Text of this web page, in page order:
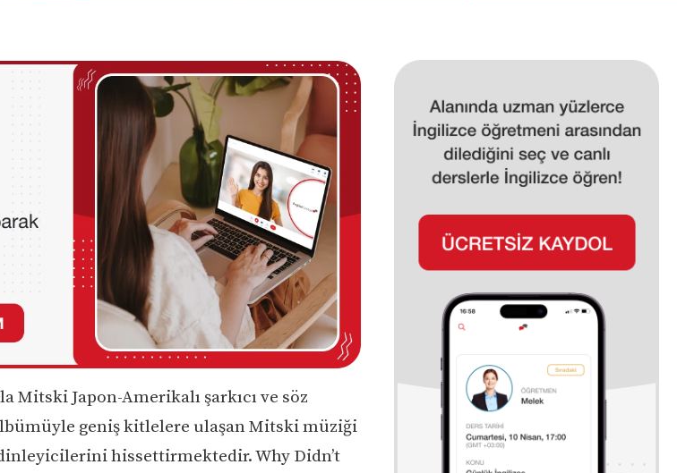
Mitski Japon-Amerikalı şarkıcı ve söz
geniş kitlelere ulaşan Mitski müziği
hissettirmektedir. Why Didn’t